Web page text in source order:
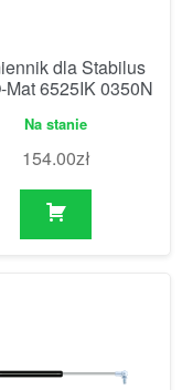
dla Stabilus
Mat 6525IK 0350N
Na stanie
154.00zł